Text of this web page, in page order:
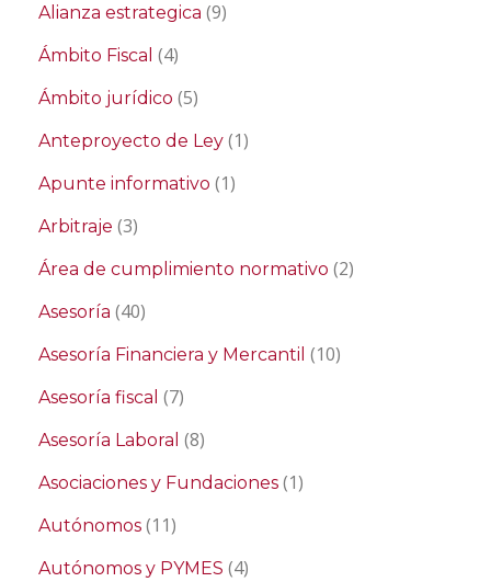
Alianza estrategica (9)
Ámbito Fiscal (4)
Ámbito jurídico (5)
Anteproyecto de Ley (1)
Apunte informativo (1)
Arbitraje (3)
Área de cumplimiento normativo (2)
Asesoría (40)
Asesoría Financiera y Mercantil (10)
Asesoría fiscal (7)
Asesoría Laboral (8)
Asociaciones y Fundaciones (1)
Autónomos (11)
Autónomos y PYMES (4)